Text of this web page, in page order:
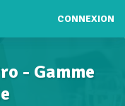
CONNEXION
- Gamme